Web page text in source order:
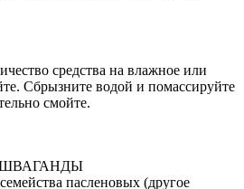
средства на влажное или
Сбрызните водой и помассируйте
смойте.
пасленовых (другое